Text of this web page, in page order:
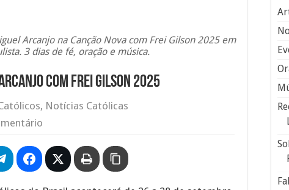
Arcanjo na Canção Nova com Frei Gilson 2025 em
3 dias de fé, oração e música.
com Frei Gilson 2025
, Notícias Católicas